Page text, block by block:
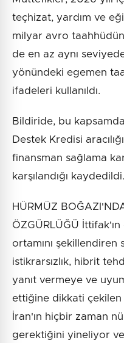
teçhizat, yardım ve
milyar avro
de en az aynı
yönündeki egemen
ifadeleri kullanıldı.
Bildiride, bu
Destek Kredisi
finansman sağlama
karşılandığı kaydedildi.
HÜRMÜZ
ÖZGÜRLÜĞÜ
ortamını
istikrarsızlık, hibrit
yanıt vermeye ve
ettiğine dikkati
İran'ın hiçbir zaman
gerektiğini yineliyor